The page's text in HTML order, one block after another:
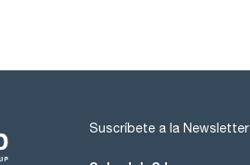
Suscríbete a la Newsletter